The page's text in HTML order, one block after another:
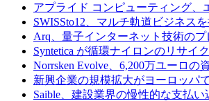
アプライド コンピューティング、
SWISSto12、マルチ軌道ビジネス
Arq、量子インターネット技術の
Syntetica が循環ナイロンのリサイ
Norrsken Evolve、6,200万ユーロ
新興企業の規模拡大がヨーロッパ
Saible、建設業界の慢性的な支払